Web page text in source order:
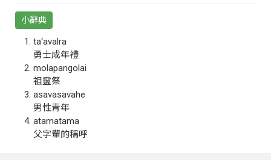
小辭典
ta‘avalra
勇士成年禮
molapangolai
祖靈祭
asavasavahe
男性青年
atamatama
父字輩的稱呼